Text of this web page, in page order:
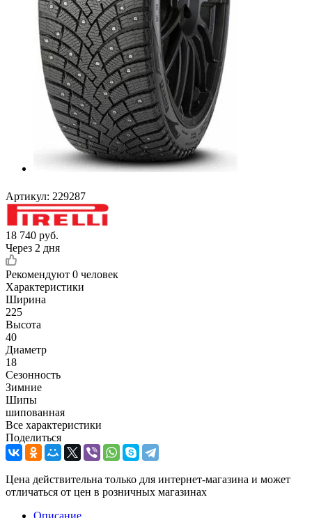
Артикул: 229287
18 740 руб.
Через 2 дня
Рекомендуют 0 человек
Характеристики
Ширина
225
Высота
40
Диаметр
18
Сезонность
Зимние
Шипы
шипованная
Все характеристики
Поделиться
Цена действительна только для интернет-магазина и может
отличаться от цен в розничных магазинах
Описание